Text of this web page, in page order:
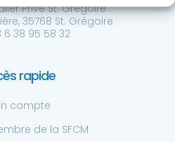
Privé St. Grégoire
35768 St. Grégoire
6 38 95 58 32
rapide
compte
de la SFCM